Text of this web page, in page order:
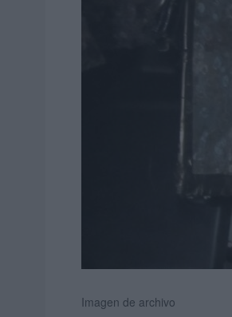
Imagen de archivo